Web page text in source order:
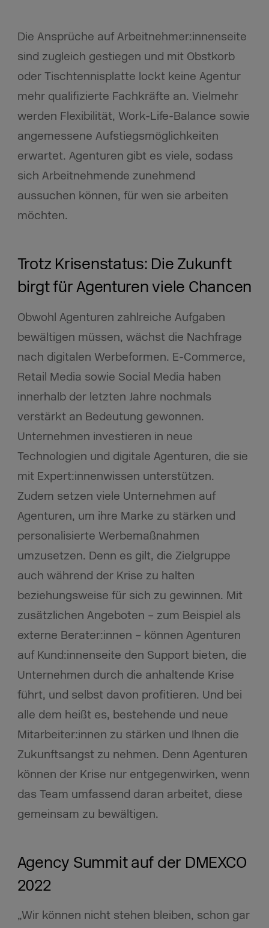
Die Ansprüche auf Arbeitnehmer:innenseite
sind zugleich gestiegen und mit Obstkorb
oder Tischtennisplatte lockt keine Agentur
mehr qualifizierte Fachkräfte an. Vielmehr
werden Flexibilität, Work-Life-Balance sowie
angemessene Aufstiegsmöglichkeiten
erwartet. Agenturen gibt es viele, sodass
sich Arbeitnehmende zunehmend
aussuchen können, für wen sie arbeiten
möchten.
Trotz Krisenstatus: Die Zukunft
birgt für Agenturen viele Chancen
Obwohl Agenturen zahlreiche Aufgaben
bewältigen müssen, wächst die Nachfrage
nach digitalen Werbeformen. E-Commerce,
Retail Media sowie Social Media haben
innerhalb der letzten Jahre nochmals
verstärkt an Bedeutung gewonnen.
Unternehmen investieren in neue
Technologien und digitale Agenturen, die sie
mit Expert:innenwissen unterstützen.
Zudem setzen viele Unternehmen auf
Agenturen, um ihre Marke zu stärken und
personalisierte Werbemaßnahmen
umzusetzen. Denn es gilt, die Zielgruppe
auch während der Krise zu halten
beziehungsweise für sich zu gewinnen. Mit
zusätzlichen Angeboten – zum Beispiel als
externe Berater:innen – können Agenturen
auf Kund:innenseite den Support bieten, die
Unternehmen durch die anhaltende Krise
führt, und selbst davon profitieren. Und bei
alle dem heißt es, bestehende und neue
Mitarbeiter:innen zu stärken und Ihnen die
Zukunftsangst zu nehmen. Denn Agenturen
können der Krise nur entgegenwirken, wenn
das Team umfassend daran arbeitet, diese
gemeinsam zu bewältigen.
Agency Summit auf der DMEXCO
2022
„Wir können nicht stehen bleiben, schon gar